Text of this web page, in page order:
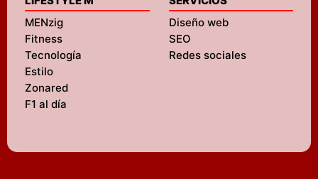
MENzig
Fitness
Tecnología
Estilo
Zonared
F1 al día
Diseño web
SEO
Redes sociales